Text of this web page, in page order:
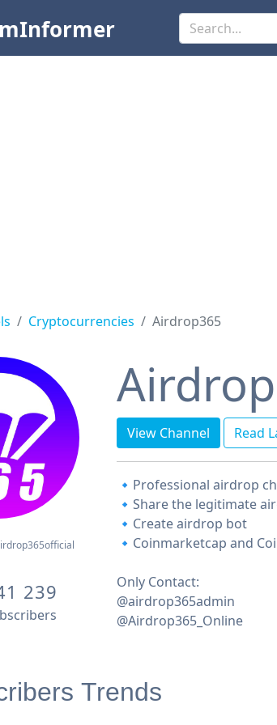
Cryptocurrencies Airdrop365
239
View Channel Read
🔹Professional airdrop
🔹Share the legitimate
🔹Create airdrop bot
🔹Coinmarketcap and
Only Contact:
@airdrop365admin
@Airdrop365_Online
Trends